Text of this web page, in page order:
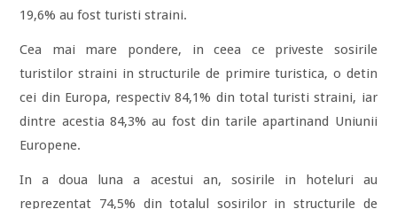
19,6% au fost turisti straini.
Cea mai mare pondere, in ceea ce priveste sosirile
turistilor straini in structurile de primire turistica, o detin
cei din Europa, respectiv 84,1% din total turisti straini, iar
dintre acestia 84,3% au fost din tarile apartinand Uniunii
Europene.
In a doua luna a acestui an, sosirile in hoteluri au
reprezentat 74,5% din totalul sosirilor in structurile de